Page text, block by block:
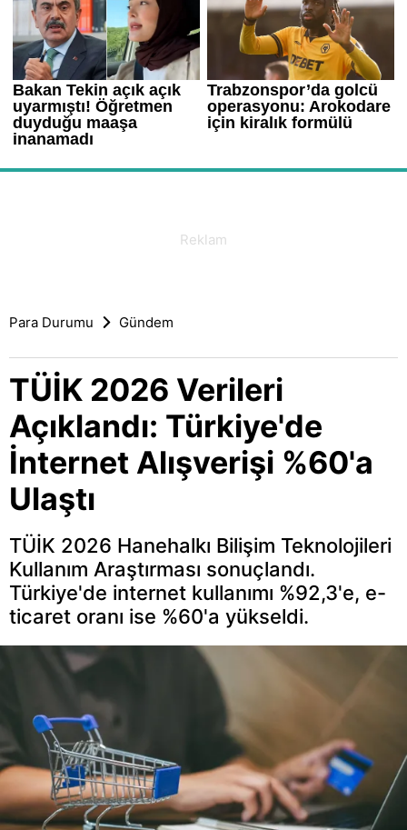
Para Durumu Gündem
TÜİK 2026 Verileri
Açıklandı: Türkiye'de
İnternet Alışverişi %60'a
Ulaştı
TÜİK 2026 Hanehalkı Bilişim Teknolojileri
Kullanım Araştırması sonuçlandı.
Türkiye'de internet kullanımı %92,3'e, e-
ticaret oranı ise %60'a yükseldi.